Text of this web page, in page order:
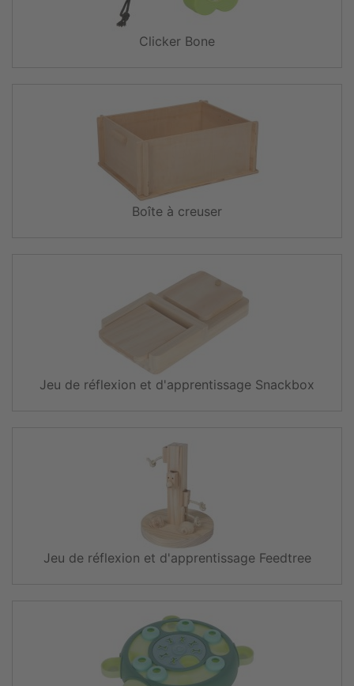
Clicker Bone
Boîte à creuser
Jeu de réflexion et d'apprentissage Snackbox
Jeu de réflexion et d'apprentissage Feedtree